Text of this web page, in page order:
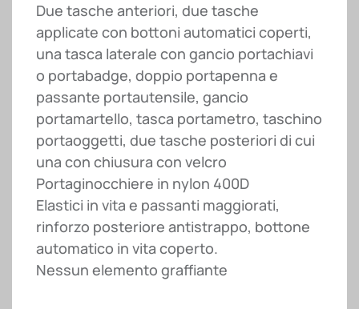
Due tasche anteriori, due tasche
applicate con bottoni automatici coperti,
una tasca laterale con gancio portachiavi
o portabadge, doppio portapenna e
passante portautensile, gancio
portamartello, tasca portametro, taschino
portaoggetti, due tasche posteriori di cui
una con chiusura con velcro
Portaginocchiere in nylon 400D
Elastici in vita e passanti maggiorati,
rinforzo posteriore antistrappo, bottone
automatico in vita coperto.
Nessun elemento graffiante